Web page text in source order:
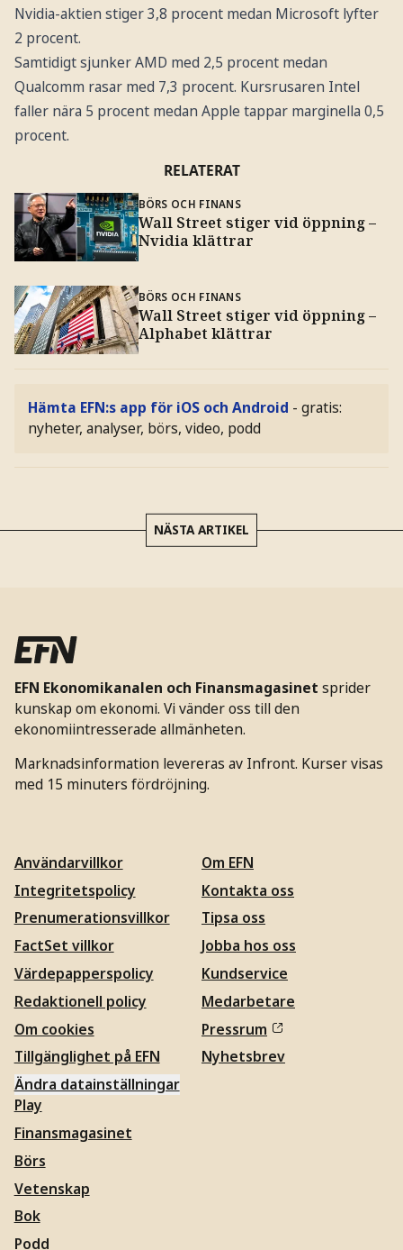
Nvidia-aktien stiger 3,8 procent medan Microsoft lyfter
2 procent.
Samtidigt sjunker AMD med 2,5 procent medan
Qualcomm rasar med 7,3 procent. Kursrusaren Intel
faller nära 5 procent medan Apple tappar marginella 0,5
procent.
RELATERAT
BÖRS OCH FINANS
Wall Street stiger vid öppning –
Nvidia klättrar
BÖRS OCH FINANS
Wall Street stiger vid öppning –
Alphabet klättrar
Hämta EFN:s app för iOS och Android - gratis:
nyheter, analyser, börs, video, podd
NÄSTA ARTIKEL
EFN Ekonomikanalen och Finansmagasinet sprider
kunskap om ekonomi. Vi vänder oss till den
ekonomiintresserade allmänheten.
Marknadsinformation levereras av Infront. Kurser visas
med 15 minuters fördröjning.
Användarvillkor
Integritetspolicy
Prenumerationsvillkor
FactSet villkor
Värdepapperspolicy
Redaktionell policy
Om cookies
Tillgänglighet på EFN
Ändra datainställningar
Om EFN
Kontakta oss
Tipsa oss
Jobba hos oss
Kundservice
Medarbetare
Pressrum
Nyhetsbrev
Play
Finansmagasinet
Börs
Vetenskap
Bok
Podd